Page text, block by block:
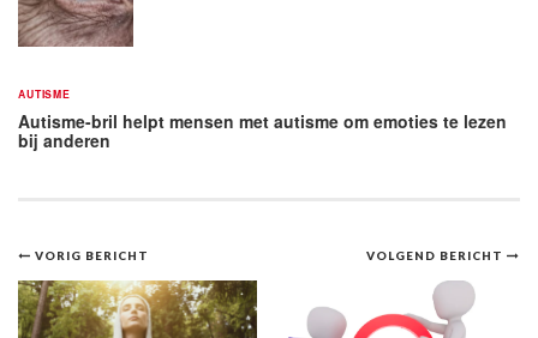
AUTISME
Autisme-bril helpt mensen met autisme om emoties te lezen
bij anderen
Bericht
navigatie
VOLGEND BERICHT
VORIG BERICHT